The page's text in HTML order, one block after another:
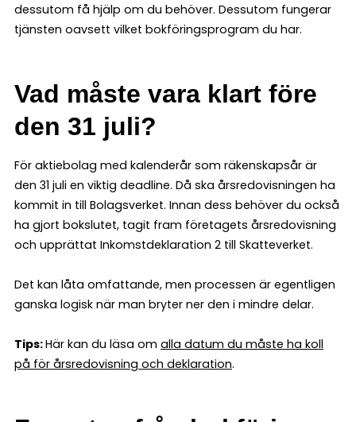
dessutom få hjälp om du behöver. Dessutom fungerar
tjänsten oavsett vilket bokföringsprogram du har.
Vad måste vara klart före
den 31 juli?
För aktiebolag med kalenderår som räkenskapsår är
den 31 juli en viktig deadline. Då ska årsredovisningen ha
kommit in till Bolagsverket. Innan dess behöver du också
ha gjort bokslutet, tagit fram företagets årsredovisning
och upprättat Inkomstdeklaration 2 till Skatteverket.
Det kan låta omfattande, men processen är egentligen
ganska logisk när man bryter ner den i mindre delar.
Tips:Här kan du läsa om alla datum du måste ha koll
på för årsredovisning och deklaration.